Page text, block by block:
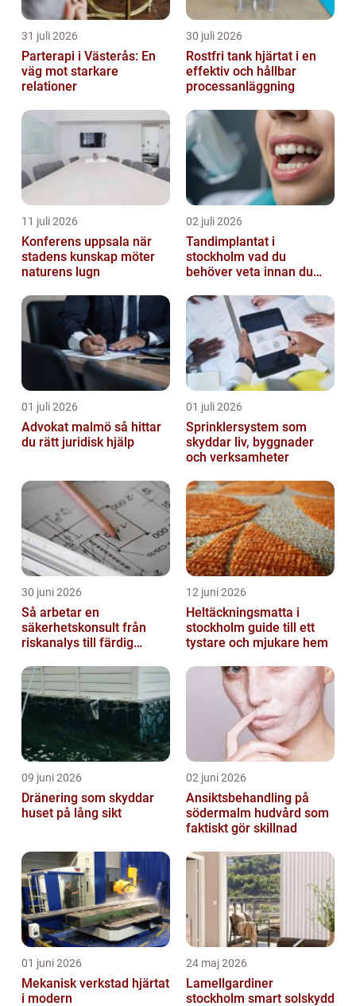
31 juli 2026
Parterapi i Västerås: En
väg mot starkare
relationer
30 juli 2026
Rostfri tank hjärtat i en
effektiv och hållbar
processanläggning
11 juli 2026
Konferens uppsala när
stadens kunskap möter
naturens lugn
02 juli 2026
Tandimplantat i
stockholm vad du
behöver veta innan du
01 juli 2026
Advokat malmö så hittar
du rätt juridisk hjälp
01 juli 2026
Sprinklersystem som
skyddar liv, byggnader
och verksamheter
30 juni 2026
Så arbetar en
säkerhetskonsult från
riskanalys till färdig
12 juni 2026
Heltäckningsmatta i
stockholm guide till ett
tystare och mjukare hem
09 juni 2026
Dränering som skyddar
huset på lång sikt
02 juni 2026
Ansiktsbehandling på
södermalm hudvård som
faktiskt gör skillnad
01 juni 2026
Mekanisk verkstad hjärtat
i modern
24 maj 2026
Lamellgardiner
stockholm smart solskydd